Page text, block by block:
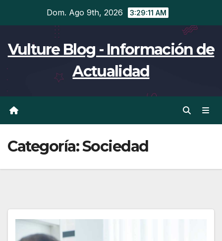
Dom. Ago 9th, 2026 3:29:11 AM
Vulture Blog - Información de
Actualidad
Categoría:Sociedad